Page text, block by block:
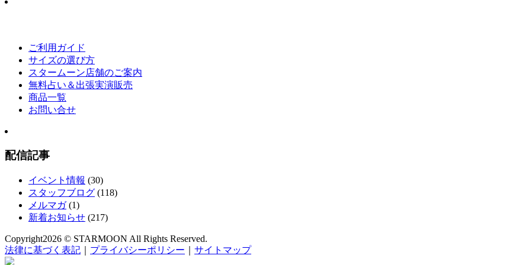
ご利用ガイド
サイズの選び方
スタームーン店舗のご案内
無料占い＆出張実演販売
商品一覧
お問い合せ
配信記事
イベント情報 (30)
スタッフブログ (118)
メルマガ(1)
新着お知らせ (217)
Copyright2026 © STARMOON All Rights Reserved.
法律に基づく表記
プライバシーポリシー サイトマップ